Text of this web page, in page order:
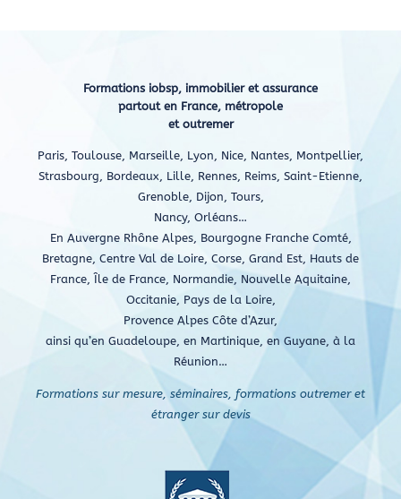
Formations iobsp, immobilier et assurance
partout en France, métropole
et outremer
Paris, Toulouse, Marseille, Lyon, Nice, Nantes, Montpellier,
Strasbourg, Bordeaux, Lille, Rennes, Reims, Saint-Etienne,
Grenoble, Dijon, Tours,
Nancy, Orléans…
En Auvergne Rhône Alpes, Bourgogne Franche Comté,
Bretagne, Centre Val de Loire, Corse, Grand Est, Hauts de
France, Île de France, Normandie, Nouvelle Aquitaine,
Occitanie, Pays de la Loire,
Provence Alpes Côte d’Azur,
ainsi qu’en Guadeloupe, en Martinique, en Guyane, à la
Réunion…
Formations sur mesure, séminaires, formations outremer et
étranger sur devis